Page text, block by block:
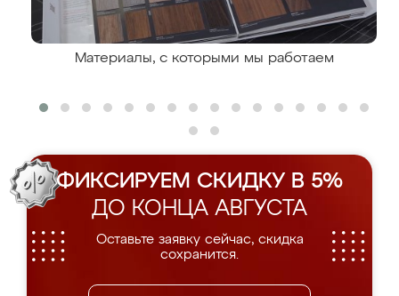
Материалы, с которыми мы работаем
ФИКСИРУЕМ СКИДКУ В 5%
ДО КОНЦА АВГУСТА
Оставьте заявку сейчас, скидка
сохранится.